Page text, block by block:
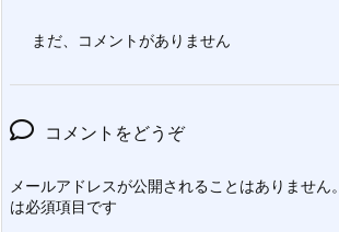
まだ、コメントがありません
コメントをどうぞ
メールアドレスが公開されることはありません。
は必須項目です